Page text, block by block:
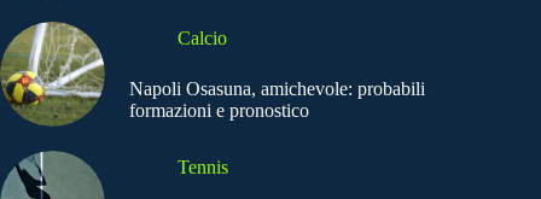
Calcio
Napoli Osasuna, amichevole: probabili
formazioni e pronostico
Tennis